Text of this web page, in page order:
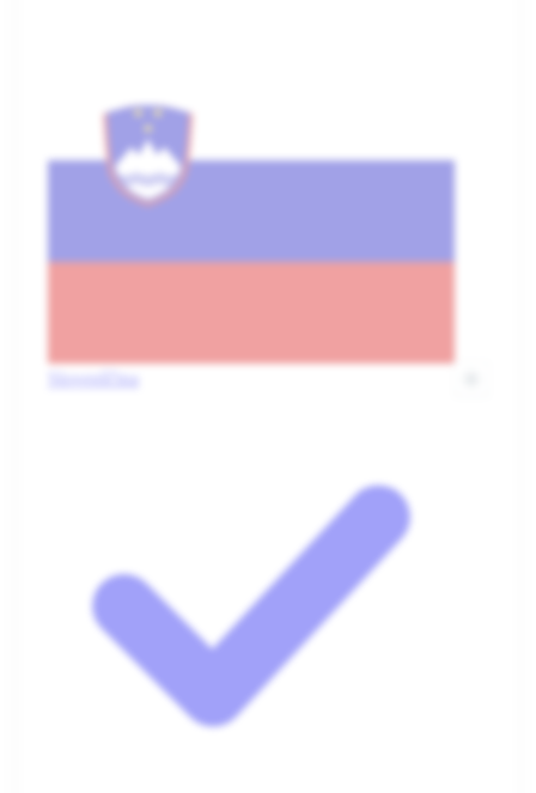
Slovenščina